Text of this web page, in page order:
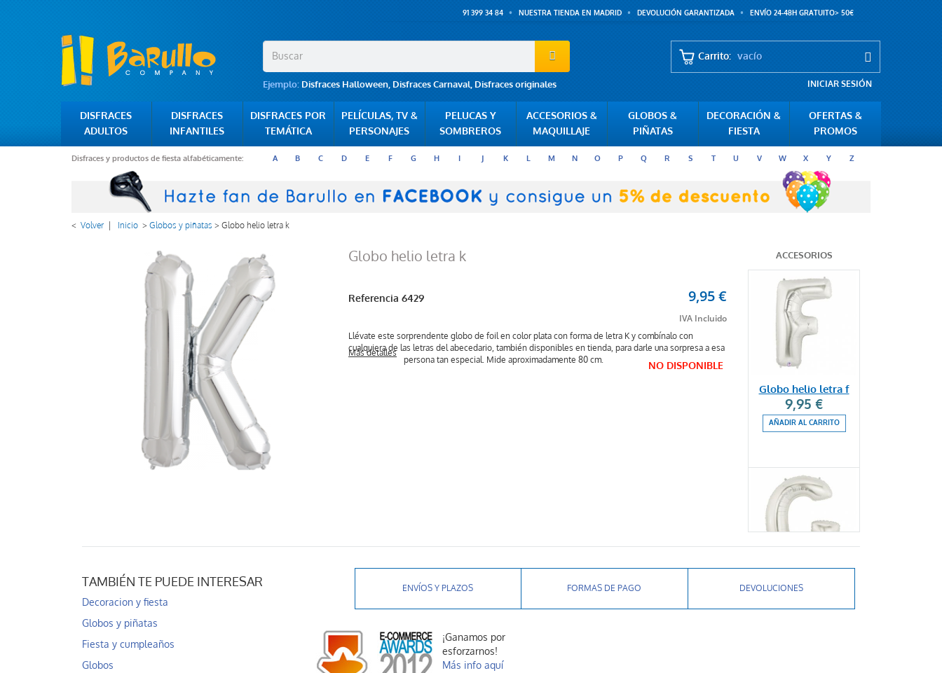
91 399 34 84 NUESTRA TIENDA EN MADRID DEVOLUCIÓN GARANTIZADA ENVÍO 24-48H GRATUITO> 50€
Ejemplo: Disfraces Halloween, Disfraces Carnaval, Disfraces originales
Carrito: vacío
INICIAR SESIÓN
DISFRACES
ADULTOS
DISFRACES
INFANTILES
DISFRACES POR
TEMÁTICA
PELÍCULAS, TV &
PERSONAJES
PELUCAS Y
SOMBREROS
ACCESORIOS &
MAQUILLAJE
GLOBOS &
PIÑATAS
DECORACIÓN &
FIESTA
OFERTAS &
PROMOS
Disfraces y productos de fiesta alfabéticamente: A B C D E F G H I J K L M N O P Q R S T U V W X Y Z
< Volver Inicio >Globos y piñatas >Globo helio letra k
Globo helio letra k
Referencia 6429 9,95 €
Llévate este sorprendente globo de foil en color plata con forma de letra K y combínalo con
cualquiera de las letras del abecedario, también disponibles en tienda, para darle una sorpresa a esa
persona tan especial. Mide aproximadamente 80 cm.
Más detalles
NO DISPONIBLE
ACCESORIOS
Globo helio letra f
9,95 €
AÑADIR AL CARRITO
Globo helio letra g
TAMBIÉN TE PUEDE INTERESAR
Decoracion y fiesta
Globos y piñatas
Fiesta y cumpleaños
Globos
ENVÍOS Y PLAZOS FORMAS DE PAGO DEVOLUCIONES
¡Ganamos por
esforzarnos!
Más info aquí